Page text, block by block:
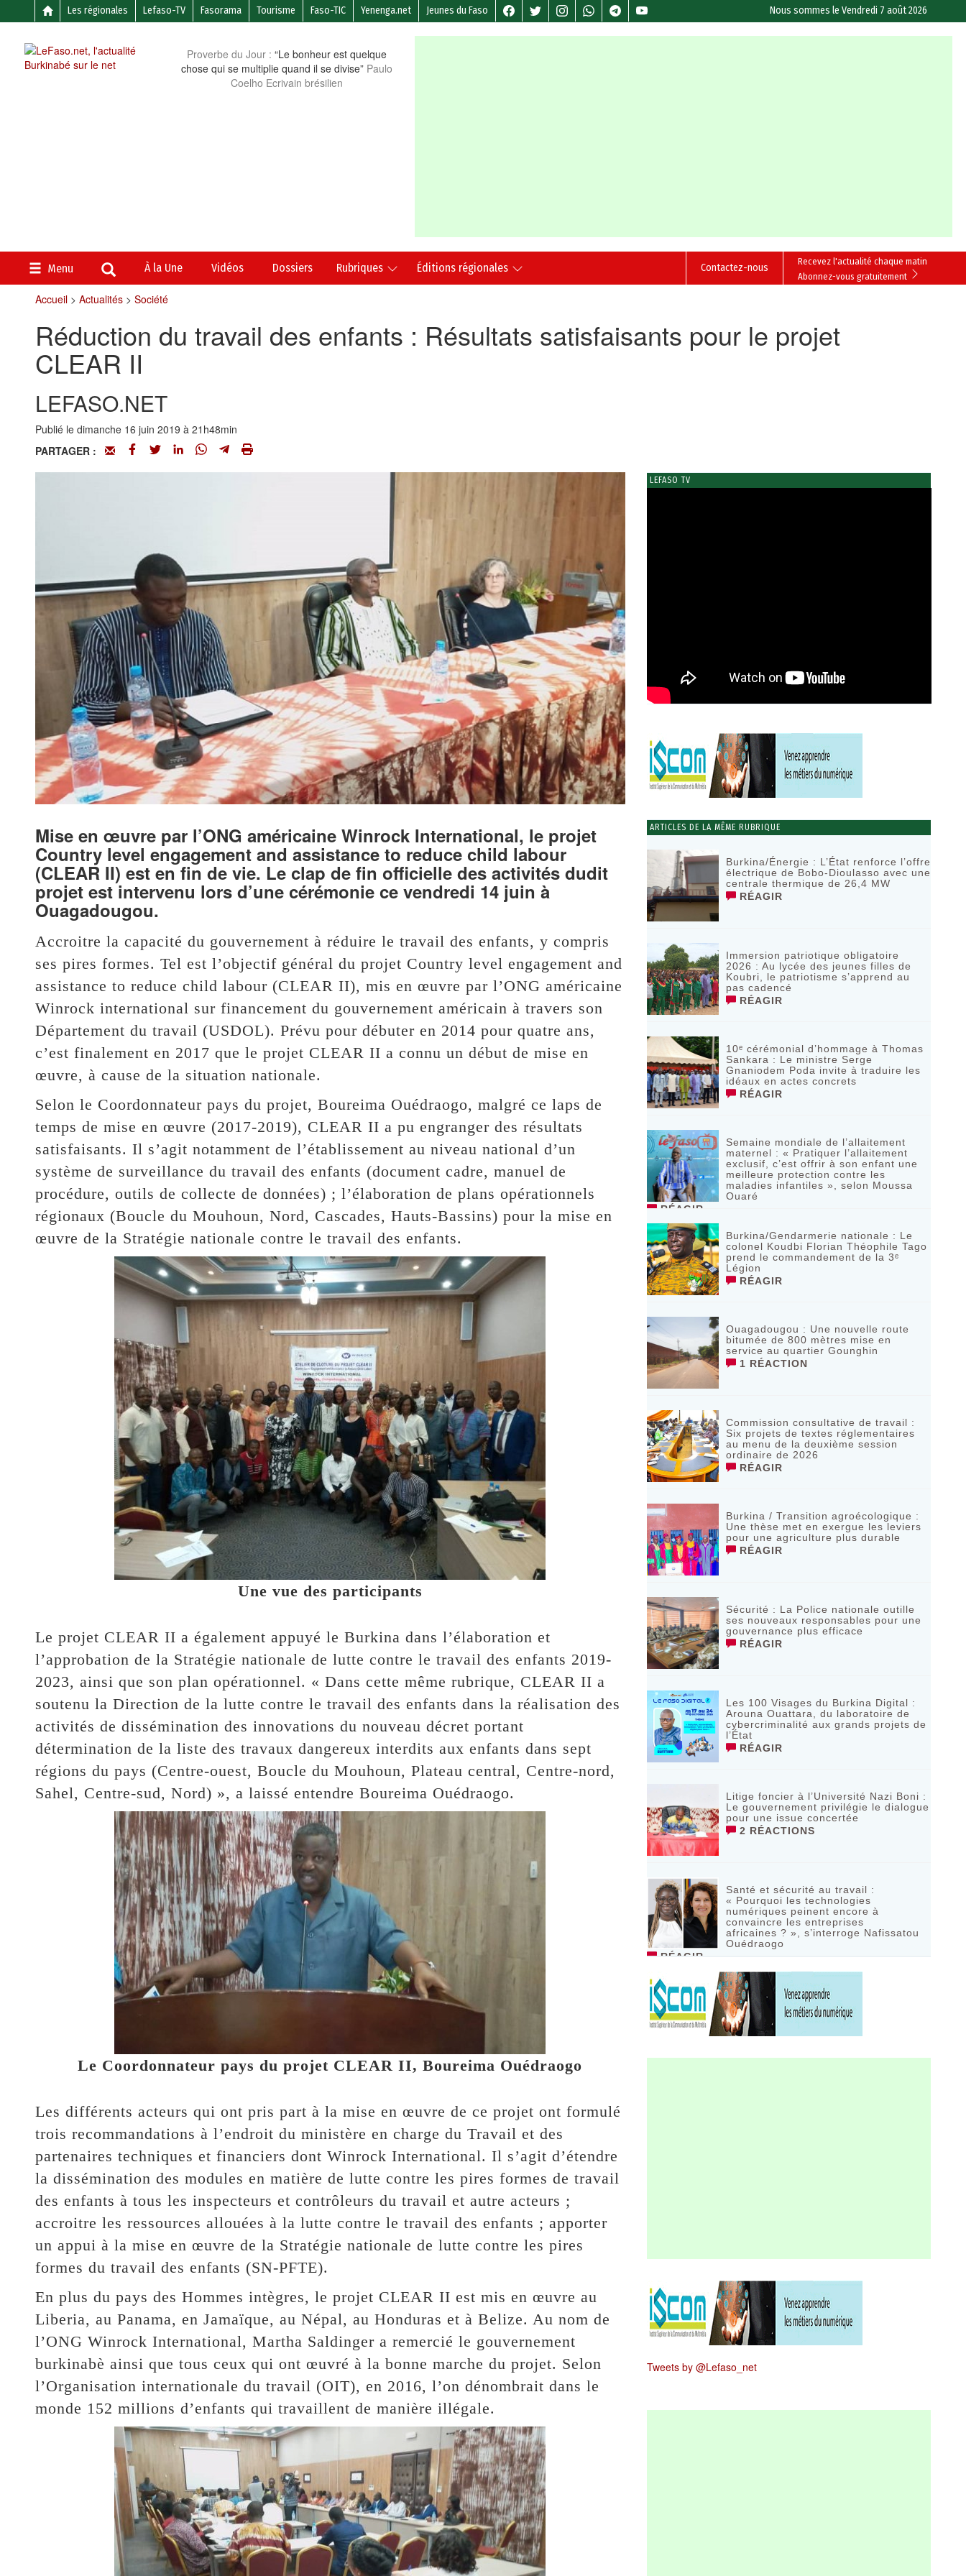
Les régionales Lefaso-TV Fasorama Tourisme Faso-TIC Yenenga.net Jeunes du Faso Nous sommes leVendredi 7 août 2026
Proverbe du Jour : “Le bonheur est quelque
chose qui se multiplie quand il se divise” Paulo
Coelho Ecrivain brésilien
Menu À la Une Vidéos Dossiers Rubriques Éditions régionales
Recevez l'actualité chaque matin
Abonnez-vous gratuitement
Contactez-nous
Accueil> Actualités> Société
Réduction du travail des enfants : Résultats satisfaisants pour le projet
CLEAR II
LEFASO.NET
Publié le dimanche 16 juin 2019 à 21h48min
PARTAGER :
Mise en œuvre par l’ONG américaine Winrock International, le projet
Country level engagement and assistance to reduce child labour
(CLEAR II) est en fin de vie. Le clap de fin officielle des activités dudit
projet est intervenu lors d’une cérémonie ce vendredi 14 juin à
Ouagadougou.
Accroitre la capacité du gouvernement à réduire le travail des enfants, y compris
ses pires formes. Tel est l’objectif général du projet Country level engagement and
assistance to reduce child labour (CLEAR II), mis en œuvre par l’ONG américaine
Winrock international sur financement du gouvernement américain à travers son
Département du travail (USDOL). Prévu pour débuter en 2014 pour quatre ans,
c’est finalement en 2017 que le projet CLEAR II a connu un début de mise en
œuvre, à cause de la situation nationale.
Selon le Coordonnateur pays du projet, Boureima Ouédraogo, malgré ce laps de
temps de mise en œuvre (2017-2019), CLEAR II a pu engranger des résultats
satisfaisants. Il s’agit notamment de l’établissement au niveau national d’un
système de surveillance du travail des enfants (document cadre, manuel de
procédure, outils de collecte de données) ; l’élaboration de plans opérationnels
régionaux (Boucle du Mouhoun, Nord, Cascades, Hauts-Bassins) pour la mise en
œuvre de la Stratégie nationale contre le travail des enfants.
Une vue des participants
Le projet CLEAR II a également appuyé le Burkina dans l’élaboration et
l’approbation de la Stratégie nationale de lutte contre le travail des enfants 2019-
2023, ainsi que son plan opérationnel. « Dans cette même rubrique, CLEAR II a
soutenu la Direction de la lutte contre le travail des enfants dans la réalisation des
activités de dissémination des innovations du nouveau décret portant
détermination de la liste des travaux dangereux interdits aux enfants dans sept
régions du pays (Centre-ouest, Boucle du Mouhoun, Plateau central, Centre-nord,
Sahel, Centre-sud, Nord) », a laissé entendre Boureima Ouédraogo.
Le Coordonnateur pays du projet CLEAR II, Boureima Ouédraogo
Les différents acteurs qui ont pris part à la mise en œuvre de ce projet ont formulé
trois recommandations à l’endroit du ministère en charge du Travail et des
partenaires techniques et financiers dont Winrock International. Il s’agit d’étendre
la dissémination des modules en matière de lutte contre les pires formes de travail
des enfants à tous les inspecteurs et contrôleurs du travail et autre acteurs ;
accroitre les ressources allouées à la lutte contre le travail des enfants ; apporter
un appui à la mise en œuvre de la Stratégie nationale de lutte contre les pires
formes du travail des enfants (SN-PFTE).
En plus du pays des Hommes intègres, le projet CLEAR II est mis en œuvre au
Liberia, au Panama, en Jamaïque, au Népal, au Honduras et à Belize. Au nom de
l’ONG Winrock International, Martha Saldinger a remercié le gouvernement
burkinabè ainsi que tous ceux qui ont œuvré à la bonne marche du projet. Selon
l’Organisation internationale du travail (OIT), en 2016, l’on dénombrait dans le
monde 152 millions d’enfants qui travaillent de manière illégale.
LEFASO TV
ARTICLES DE LA MÊME RUBRIQUE
Burkina/Énergie : L’État renforce l’offre
électrique de Bobo-Dioulasso avec une
centrale thermique de 26,4 MW
RÉAGIR
Immersion patriotique obligatoire
2026 : Au lycée des jeunes filles de
Koubri, le patriotisme s’apprend au
pas cadencé
RÉAGIR
10ᵉ cérémonial d’hommage à Thomas
Sankara : Le ministre Serge
Gnaniodem Poda invite à traduire les
idéaux en actes concrets
RÉAGIR
Semaine mondiale de l’allaitement
maternel : « Pratiquer l’allaitement
exclusif, c’est offrir à son enfant une
meilleure protection contre les
maladies infantiles », selon Moussa
Ouaré
RÉAGIR
Burkina/Gendarmerie nationale : Le
colonel Koudbi Florian Théophile Tago
prend le commandement de la 3ᵉ
Légion
RÉAGIR
Ouagadougou : Une nouvelle route
bitumée de 800 mètres mise en
service au quartier Gounghin
1 RÉACTION
Commission consultative de travail :
Six projets de textes réglementaires
au menu de la deuxième session
ordinaire de 2026
RÉAGIR
Burkina / Transition agroécologique :
Une thèse met en exergue les leviers
pour une agriculture plus durable
RÉAGIR
Sécurité : La Police nationale outille
ses nouveaux responsables pour une
gouvernance plus efficace
RÉAGIR
Les 100 Visages du Burkina Digital :
Arouna Ouattara, du laboratoire de
cybercriminalité aux grands projets de
l’État
RÉAGIR
Litige foncier à l’Université Nazi Boni :
Le gouvernement privilégie le dialogue
pour une issue concertée
2 RÉACTIONS
Santé et sécurité au travail :
« Pourquoi les technologies
numériques peinent encore à
convaincre les entreprises
africaines ? », s’interroge Nafissatou
Ouédraogo
RÉAGIR
Tweets by @Lefaso_net